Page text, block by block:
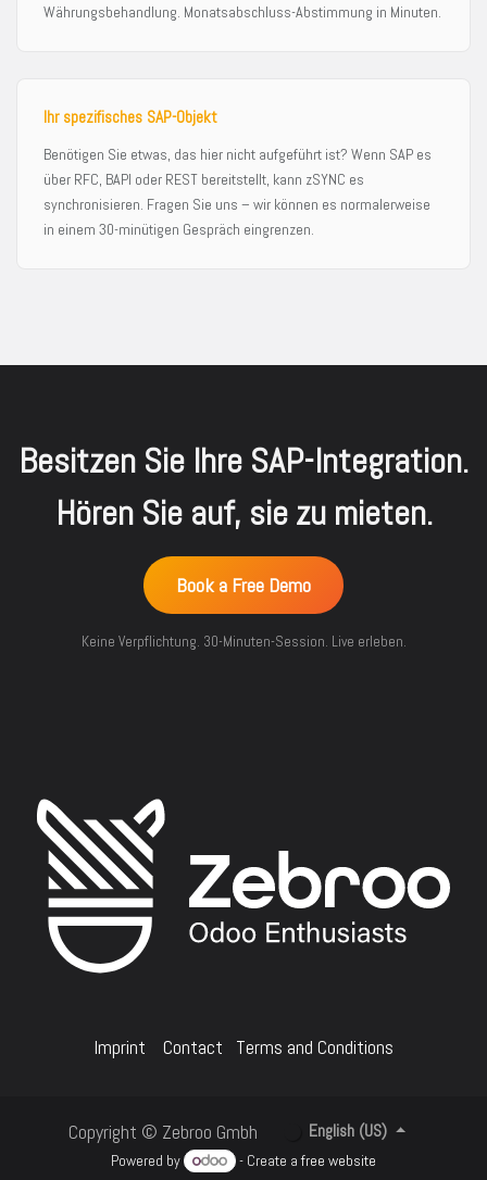
Währungsbehandlung. Monatsabschluss-Abstimmung in Minuten.
Ihr spezifisches SAP-Objekt
Benötigen Sie etwas, das hier nicht aufgeführt ist? Wenn SAP es
über RFC, BAPI oder REST bereitstellt, kann zSYNC es
synchronisieren. Fragen Sie uns – wir können es normalerweise
in einem 30-minütigen Gespräch eingrenzen.
Besitzen Sie Ihre SAP-Integration.
Hören Sie auf, sie zu mieten.
Book a Free Demo
Keine Verpflichtung. 30-Minuten-Session. Live erleben.
Imprint Contact Terms and Conditions
Copyright © Zebroo Gmbh English (US)
Powered by - Create afree website